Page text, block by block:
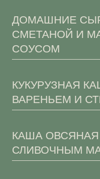
ДОМАШНИЕ
СМЕТАНОЙ И
СОУСОМ
КУКУРУЗНАЯ
ВАРЕНЬЕМ И
КАША
СЛИВОЧНЫМ